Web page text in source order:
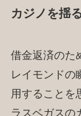
カジノを揺
借金返済のた
レイモンドの
用することを
ラスベガスの